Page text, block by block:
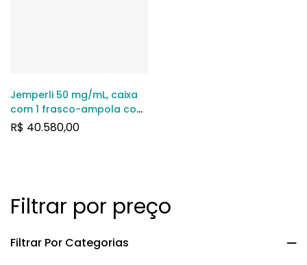
Filtrar por preço
Filtrar Por Categorias
Jemperli 50 mg/mL, caixa
com 1 frasco-ampola com
10 mL de solução de uso
R$ 40.580,00